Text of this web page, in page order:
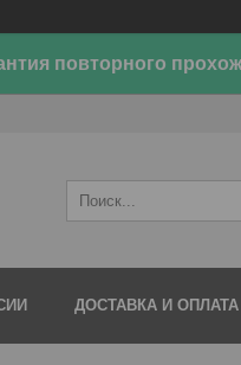
повторного
ДОСТАВКА И ОПЛАТА